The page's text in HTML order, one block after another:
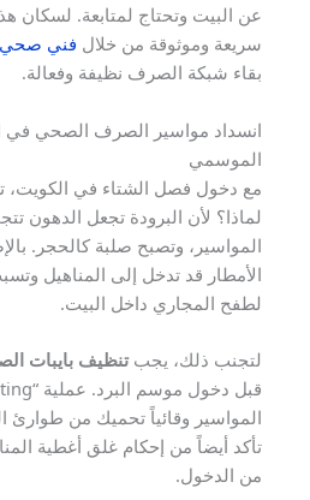
عن البيت وتحتاج لمتابعة. لسكان
سريعة وموثوقة من خلال فني صحي
بقاء شبكة الصرف نظيفة وفعالة.
انسداد مواسير الصرف الصحي في
الموسمي
مع دخول فصل الشتاء في الكويت،
لماذا؟ لأن البرودة تجعل الدهون
المواسير، وتصبح صلبة كالحجر.
الأمطار قد تدخل إلى المناهيل
لطفح المجاري داخل البيت.
لتجنب ذلك، يجبتنظيف بايبات
المواسير وقائياً تحميك من طوارئ
تأكد أيضاً من إحكام غلق أغطية
من الدخول.